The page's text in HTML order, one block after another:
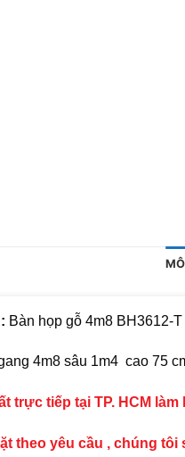
Bàn họp gỗ 4m8 BH3612-T
4m8 sâu 1m4 cao 75
trực tiếp tại TP. HCM
theo yêu cầu , chúng tôi